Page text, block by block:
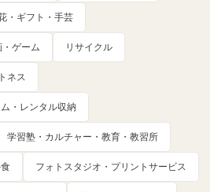
・ギフト・手芸
ゲーム リサイクル
ネス
・レンタル収納
学習塾・カルチャー・教育・教習所
フォトスタジオ・プリントサービス